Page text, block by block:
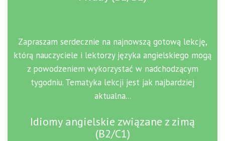
Zapraszam serdecznie na najnowszą gotową lekcję,
którą nauczyciele i lektorzy języka angielskiego mogą
z powodzeniem wykorzystać w nadchodzącym
tygodniu. Tematyka lekcji jest jak najbardziej
aktualna...
Idiomy angielskie związane z zimą
(B2/C1)